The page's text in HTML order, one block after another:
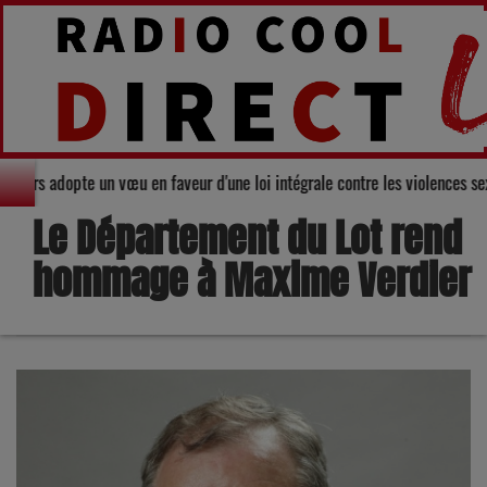
du Gers adopte un vœu en faveur d'une loi intégrale contre les
Le Département du Lot rend
hommage à Maxime Verdier